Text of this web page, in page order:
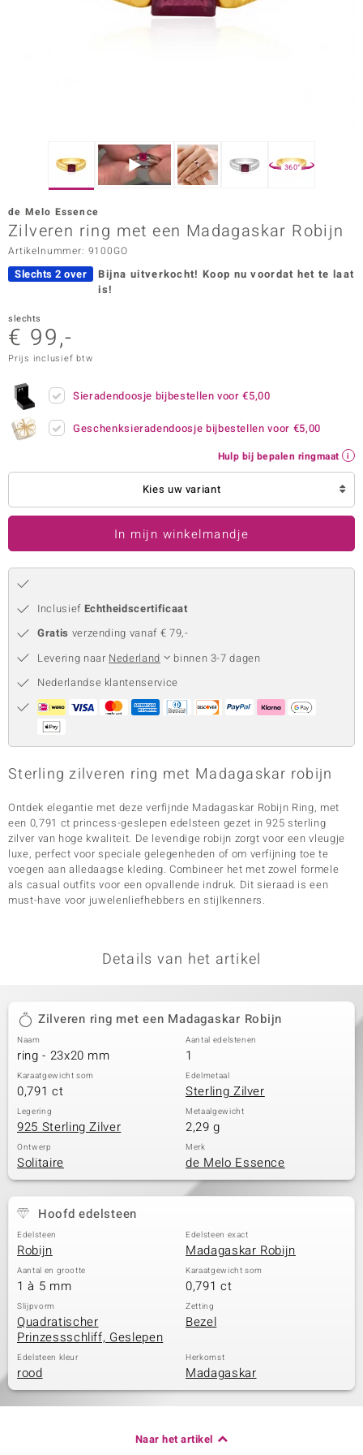
in Berlin
Vogue
in Italy
Paraíso
Collection
360°
de Melo Essence
Zilveren ring met een Madagaskar Robijn
Artikelnummer: 9100GO
Slechts 2 over Bijna uitverkocht! Koop nu voordat het te laat
is!
slechts
€ 99,-
Prijs inclusief btw
Sieradendoosje bijbestellen voor€5,00
Geschenksieradendoosje bijbestellen voor €5,00
Hulp bij bepalen ringmaat
Kies uw variant
In mijn winkelmandje
Inclusief Echtheidscertificaat
Gratis verzending vanaf € 79,-
Levering naar Nederland
binnen 3-7 dagen
Nederlandse klantenservice
Sterling zilveren ring met Madagaskar robijn
Ontdek elegantie met deze verfijnde Madagaskar Robijn Ring, met
een 0,791 ct princess-geslepen edelsteen gezet in 925 sterling
zilver van hoge kwaliteit. De levendige robijn zorgt voor een vleugje
luxe, perfect voor speciale gelegenheden of om verfijning toe te
voegen aan alledaagse kleding. Combineer het met zowel formele
als casual outfits voor een opvallende indruk. Dit sieraad is een
must-have voor juwelenliefhebbers en stijlkenners.
Details van het artikel
Zilveren ring met een Madagaskar Robijn
Naam
ring - 23x20 mm
Aantal edelstenen
1
Karaatgewicht som
0,791 ct
Edelmetaal
Sterling Zilver
Legering
925 Sterling Zilver
Metaalgewicht
2,29 g
Ontwerp
Solitaire
Merk
de Melo Essence
Hoofd edelsteen
Edelsteen
Robijn
Edelsteen exact
Madagaskar Robijn
Aantal en grootte
1 à 5 mm
Karaatgewicht som
0,791 ct
Slijpvorm
Quadratischer
Prinzessschliff, Geslepen
Zetting
Bezel
Edelsteen kleur
rood
Herkomst
Madagaskar
Naar het artikel